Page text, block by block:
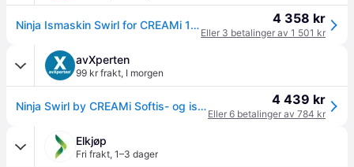
Ninja Ismaskin Swirl for CREAMi 13-in-1 Soft Serve & Ice Cream Maker NC701EU 4 358 kr
Eller 3 betalinger av 1 501 kr
avXperten
99 kr frakt, I morgen
Ninja Swirl by CREAMi Softis- og ismaskin NC701EU – 13 programmer, 800W, 2 × 480ml beholdere – Platinasølv 4 439 kr
Eller 6 betalinger av 784 kr
Elkjøp
Fri frakt, 1–3 dager